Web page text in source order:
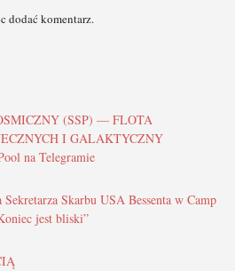
dodać komentarz.
(SSP) — FLOTA
I GALAKTYCZNY
na Telegramie
Skarbu USA Bessenta w Camp
jest bliski”